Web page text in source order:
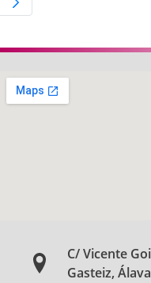
C/ Vicente
Gasteiz, Álava